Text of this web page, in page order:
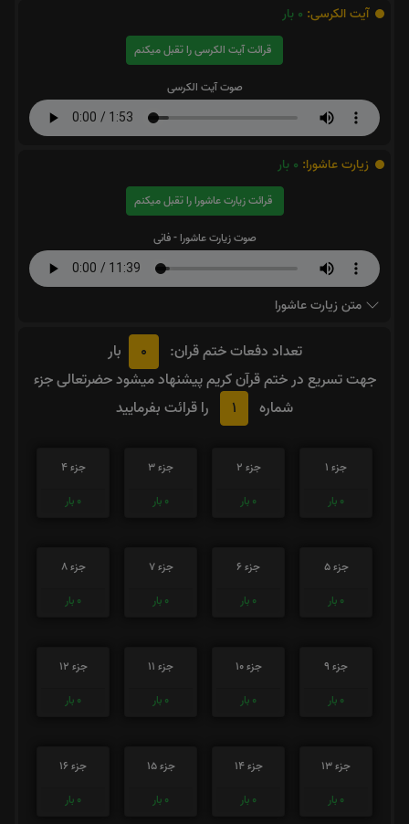
آیت الکرسی: 0 بار
قرائت آیت الکرسی را تقبل میکنم
صوت آیت الکرسی
زیارت عاشورا: 0 بار
قرائت زیارت عاشورا را تقبل میکنم
صوت زیارت عاشورا - فانی
متن زیارت عاشورا
تعداد دفعات ختم قران: 0
بار
جهت تسریع در ختم قرآن کریم پیشنهاد میشود حضرتعالی جزء
شماره
1 را قرائت بفرمایید
جزء 1
0 بار
جزء 2
0 بار
جزء 3
0 بار
جزء 4
0 بار
جزء 5
0 بار
جزء 6
0 بار
جزء 7
0 بار
جزء 8
0 بار
جزء 9
0 بار
جزء 10
0 بار
جزء 11
0 بار
جزء 12
0 بار
جزء 13
0 بار
جزء 14
0 بار
جزء 15
0 بار
جزء 16
0 بار